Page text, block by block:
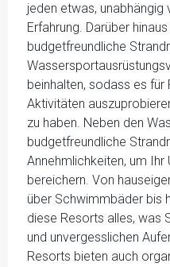
jeden etwas, unabhängig
Erfahrung. Darüber
budgetfreundliche
beinhalten, sodass es für
Aktivitäten
zu haben. Neben den
budgetfreundliche
Annehmlichkeiten, um Ihr
bereichern. Von
über Schwimmbäder bis
diese Resorts alles, was
und unvergesslichen
Resorts bieten auch